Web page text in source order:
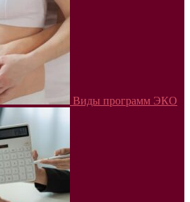
Виды программ ЭКО